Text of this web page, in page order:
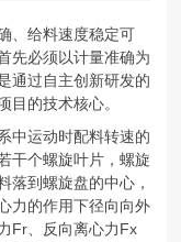
、给料速度稳定可
先必须以计量准确为
通过自主创新研发的
目的技术核心。
中运动时配料转速的
干个螺旋叶片，螺旋
落到螺旋盘的中心，
力的作用下径向向外
Fr、反向离心力Fx